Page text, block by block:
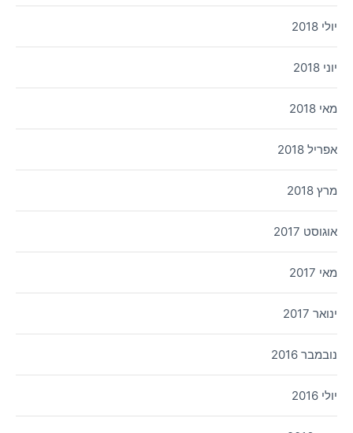
יולי 2018
יוני 2018
מאי 2018
אפריל 2018
מרץ 2018
אוגוסט 2017
מאי 2017
ינואר 2017
נובמבר 2016
יולי 2016